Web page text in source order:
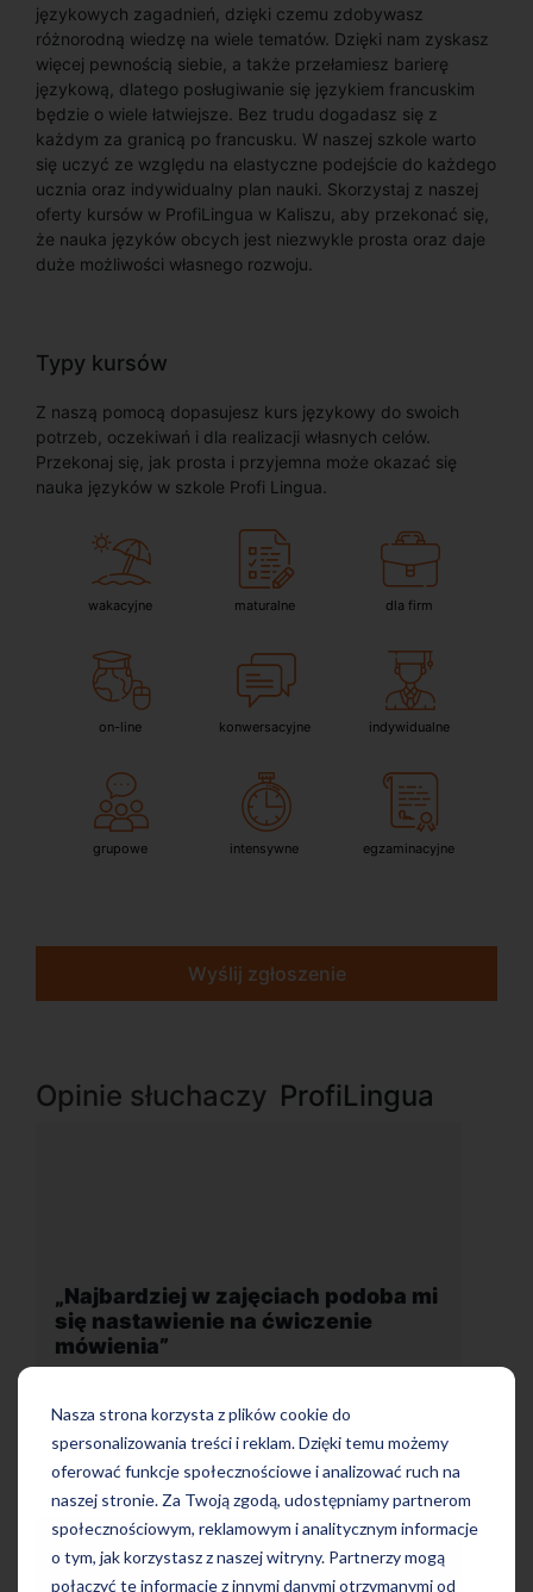
Nasza strona korzysta z plików cookie do
spersonalizowania treści i reklam. Dzięki temu możemy
oferować funkcje społecznościowe i analizować ruch na
naszej stronie. Za Twoją zgodą, udostępniamy partnerom
społecznościowym, reklamowym i analitycznym informacje
o tym, jak korzystasz z naszej witryny. Partnerzy mogą
połączyć te informacje z innymi danymi otrzymanymi od
językowych zagadnień, dzięki czemu zdobywasz
różnorodną wiedzę na wiele tematów. Dzięki nam zyskasz
więcej pewnością siebie, a także przełamiesz barierę
językową, dlatego posługiwanie się językiem francuskim
będzie o wiele łatwiejsze. Bez trudu dogadasz się z
każdym za granicą po francusku. W naszej szkole warto
się uczyć ze względu na elastyczne podejście do każdego
ucznia oraz indywidualny plan nauki. Skorzystaj z naszej
oferty kursów w ProfiLingua w Kaliszu, aby przekonać się,
że nauka języków obcych jest niezwykle prosta oraz daje
duże możliwości własnego rozwoju.
Typy kursów
Z naszą pomocą dopasujesz kurs językowy do swoich
potrzeb, oczekiwań i dla realizacji własnych celów.
Przekonaj się, jak prosta i przyjemna może okazać się
nauka języków w szkole Profi Lingua.
wakacyjne maturalne dla firm
on-line konwersacyjne indywidualne
grupowe intensywne egzaminacyjne
Wyślij zgłoszenie
Opinie słuchaczy ProfiLingua
mi
„Wygodna, nowoczesna szkoła
położona w dogodnej lokalizacji”